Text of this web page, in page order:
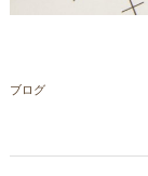
ブログ